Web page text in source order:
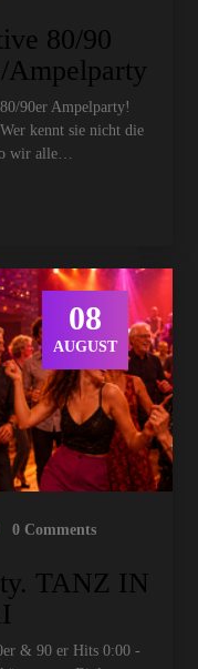
80/90
Ampelparty
90er Ampelparty!
kennt sie nicht die
wir alle…
08
AUGUST
0 Comments
TANZ IN
& 90 er Hits 0:00 -